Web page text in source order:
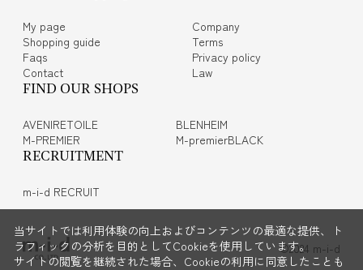
My page
Shopping guide
Faqs
Contact
Company
Terms
Privacy policy
Law
FIND OUR SHOPS
AVENIRETOILE
BLENHEIM
M-PREMIER
M-premierBLACK
RECRUITMENT
m-i-d RECRUIT
©2024 m-i-d
当サイトでは利用体験の向上およびコンテンツの最適な提供、ト
ラフィックの分析を目的としてCookieを使用しています。
サイトの閲覧を継続された場合、Cookieの利用に同意したことも